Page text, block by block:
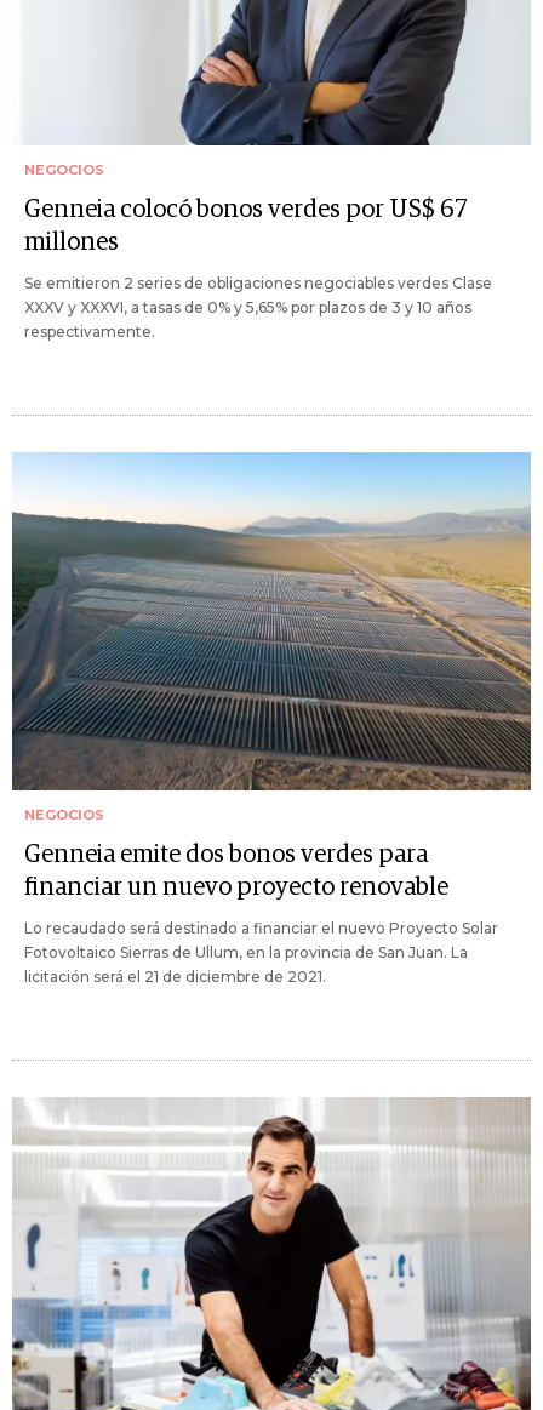
NEGOCIOS
Genneia colocó bonos verdes por US$ 67
millones
Se emitieron 2 series de obligaciones negociables verdes Clase
XXXV y XXXVI, a tasas de 0% y 5,65% por plazos de 3 y 10 años
respectivamente.
NEGOCIOS
Genneia emite dos bonos verdes para
financiar un nuevo proyecto renovable
Lo recaudado será destinado a financiar el nuevo Proyecto Solar
Fotovoltaico Sierras de Ullum, en la provincia de San Juan. La
licitación será el 21 de diciembre de 2021.